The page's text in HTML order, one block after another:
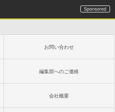
お問い合わせ
編集部へのご連絡
会社概要